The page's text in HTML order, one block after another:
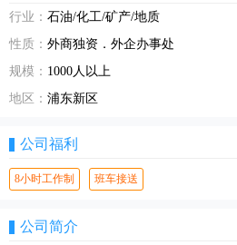
行业： 石油/化工/矿产/地质
性质： 外商独资．外企办事处
规模： 1000人以上
地区： 浦东新区
公司福利
8小时工作制 班车接送
公司简介